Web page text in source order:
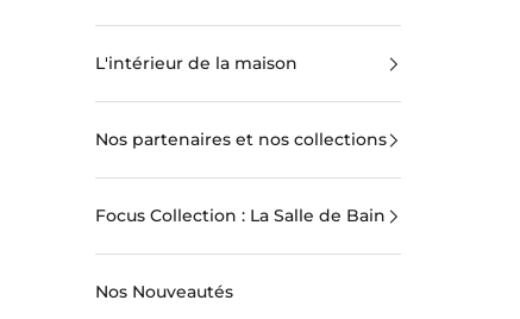
L'intérieur de la maison
Nos partenaires et nos collections
Focus Collection : La Salle de Bain
Nos Nouveautés